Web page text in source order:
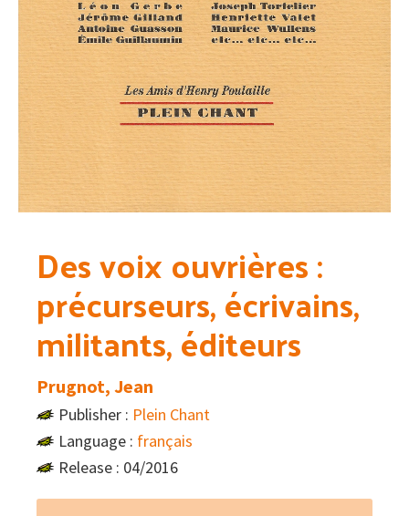
Des voix ouvrières :
précurseurs, écrivains,
militants, éditeurs
Prugnot, Jean
Publisher : Plein Chant
Language : français
Release : 04/2016